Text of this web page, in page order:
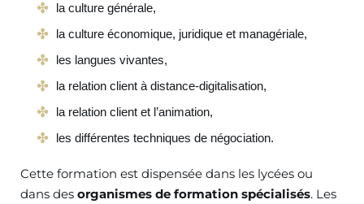
la culture générale,
la culture économique, juridique et managériale,
les langues vivantes,
la relation client à distance-digitalisation,
la relation client et l’animation,
les différentes techniques de négociation.
Cette formation est dispensée dans les lycées ou
dans des organismes de formation spécialisés. Les